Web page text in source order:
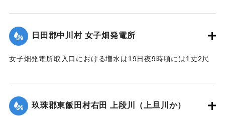
｜固有コード:00275037
日田郡中川村 女子畑発電所
女子畑発電所取入口における増水は19日夜9時頃には1丈2尺
が、いまだに被害の情報は入っていない。
【出典：大分新聞 大正12年6月21日 朝刊4面】
玖珠郡東飯田村右田 上段川（上旦川か）